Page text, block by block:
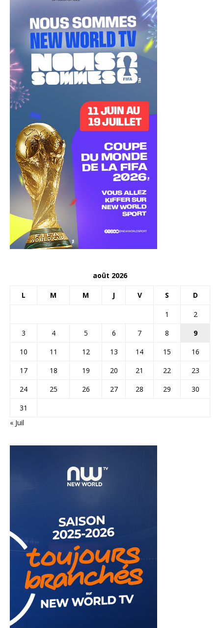
août 2026
L M M J V S D
1
2
3
4 5 6 7 8
9
10
11 12 13 14 15
16
17
18 19 20 21 22
23
24
25 26 27 28 29
30
31
« Juil